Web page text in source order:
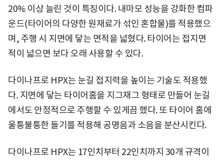
20% 이상 늘린 것이 특징이다. 내마모 성능을 강화한 컴파
운드(타이어의 다양한 원재료가 섞인 혼합물)를 적용했으
며, 주행 시 지면에 닿는 면적을 넓혔다. 타이어는 접지면
적이 넓으면 보다 오래 사용할 수 있다.
다이나프로 HPX는 눈길 접지력을 높이는 기술도 적용했
다. 지면에 닿는 타이어홈을 지그재그 형태로 만들어 눈길
에서도 안정적으로 주행할 수 있게끔 했다. 또 타이어 홈에
울퉁불퉁한 돌기를 적용해 공명음과 소음을 분산시킨다.
다이나프로 HPX는 17인치부터 22인치까지 30개 규격이